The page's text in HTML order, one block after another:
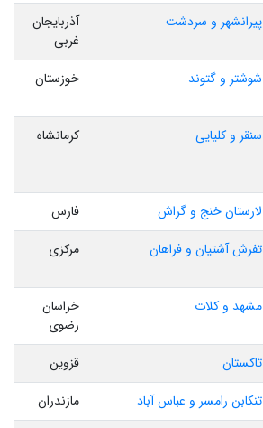
پیرانشهر و سردشت
آذربایجان
غربی
شوشتر و گتوند خوزستان
سنقر و کلیایی کرمانشاه
لارستان خنج و گراش
فارس
تفرش آشتیان و فراهان مرکزی
مشهد و کلات
خراسان
رضوی
تاکستان
قزوین
تنکابن رامسر و عباس آباد
مازندران